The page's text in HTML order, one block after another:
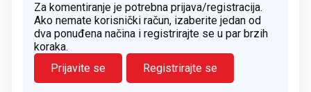
Za komentiranje je potrebna prijava/registracija.
Ako nemate korisnički račun, izaberite jedan od
dva ponuđena načina i registrirajte se u par brzih
koraka.
Prijavite se
Registrirajte se